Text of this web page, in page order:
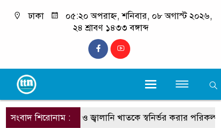
ঢাকা
০৫:২০ অপরাহ্ন, শনিবার, ০৮ অগাস্ট ২০২৬,
২৪ শ্রাবণ ১৪৩৩ বঙ্গাব্দ
সংবাদ শিরোনাম :
শিক্ষা, স্বাস্থ্য ও জ্বালানি খাতকে স্বনির্ভর করার পরিকল্পনা